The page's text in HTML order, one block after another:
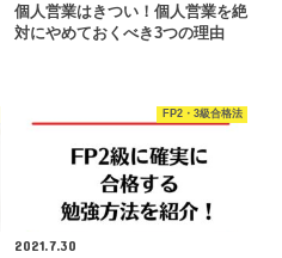
個人営業はきつい！個人営業を絶
対にやめておくべき3つの理由
FP2・3級合格法
2021.7.30